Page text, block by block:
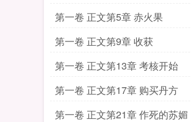
第一卷 正文第5章 赤火果
第一卷 正文第9章 收获
第一卷 正文第13章 考核开始
第一卷 正文第17章 购买丹方
第一卷 正文第21章 作死的苏媚